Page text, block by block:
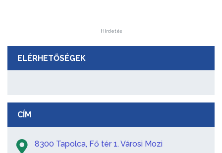
Hirdetés
ELÉRHETŐSÉGEK
CÍM
8300 Tapolca, Fő tér 1. Városi Mozi